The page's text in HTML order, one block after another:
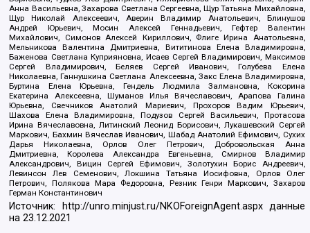
Анна Васильевна, Захарова Светлана Сергеевна, Щур Татьяна Михайловна,
Щур Николай Алексеевич, Аверин Владимир Анатольевич, Блинушов
Андрей Юрьевич, Мосин Алексей Геннадьевич, Гефтер Валентин
Михайлович, Симонов Алексей Кириллович, Флиге Ирина Анатольевна,
Мельникова Валентина Дмитриевна, Вититинова Елена Владимировна,
Баженова Светлана Куприяновна, Исаев Сергей Владимирович, Максимов
Сергей Владимирович, Беляев Сергей Иванович, Голубева Елена
Николаевна, Ганнушкина Светлана Алексеевна, Закс Елена Владимировна,
Буртина Елена Юрьевна, Гендель Людмила Залмановна, Кокорина
Екатерина Алексеевна, Шуманов Илья Вячеславович, Арапова Галина
Юрьевна, Свечников Анатолий Мариевич, Прохоров Вадим Юрьевич,
Шахова Елена Владимировна, Подузов Сергей Васильевич, Протасова
Ирина Вячеславовна, Литинский Леонид Борисович, Лукашевский Сергей
Маркович, Бахмин Вячеслав Иванович, Шабад Анатолий Ефимович, Сухих
Дарья Николаевна, Орлов Олег Петрович, Добровольская Анна
Дмитриевна, Королева Александра Евгеньевна, Смирнов Владимир
Александрович, Вицин Сергей Ефимович, Золотухин Борис Андреевич,
Левинсон Лев Семенович, Локшина Татьяна Иосифовна, Орлов Олег
Петрович, Полякова Мара Федоровна, Резник Генри Маркович, Захаров
Герман Константинович
Источник: http://unro.minjust.ru/NKOForeignAgent.aspxданные
на23.12.2021